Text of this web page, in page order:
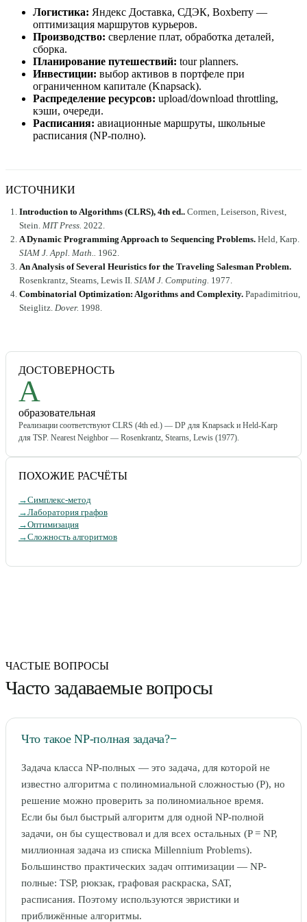
Логистика: Яндекс Доставка, СДЭК, Boxberry —
оптимизация маршрутов курьеров.
Производство: сверление плат, обработка деталей,
сборка.
Планирование путешествий: tour planners.
Инвестиции: выбор активов в портфеле при
ограниченном капитале (Knapsack).
Распределение ресурсов: upload/download throttling,
кэши, очереди.
Расписания: авиационные маршруты, школьные
расписания (NP-полно).
ИСТОЧНИКИ
Introduction to Algorithms (CLRS), 4th ed.. Cormen, Leiserson, Rivest,
Stein. MIT Press. 2022.
A Dynamic Programming Approach to Sequencing Problems. Held, Karp.
SIAM J. Appl. Math.. 1962.
An Analysis of Several Heuristics for the Traveling Salesman Problem.
Rosenkrantz, Stearns, Lewis II. SIAM J. Computing. 1977.
Combinatorial Optimization: Algorithms and Complexity. Papadimitriou,
Steiglitz. Dover. 1998.
ДОСТОВЕРНОСТЬ
A
образовательная
Реализации соответствуют CLRS (4th ed.) — DP для Knapsack и Held-Karp
для TSP. Nearest Neighbor — Rosenkrantz, Stearns, Lewis (1977).
ПОХОЖИЕ РАСЧЁТЫ
→Симплекс-метод
→Лаборатория графов
→Оптимизация
→Сложность алгоритмов
ЧАСТЫЕ ВОПРОСЫ
Часто задаваемые вопросы
Что такое NP-полная задача?−
Задача класса NP-полных — это задача, для которой не
известно алгоритма с полиномиальной сложностью (P), но
решение можно проверить за полиномиальное время.
Если бы был быстрый алгоритм для одной NP-полной
задачи, он бы существовал и для всех остальных (P = NP,
миллионная задача из списка Millennium Problems).
Большинство практических задач оптимизации — NP-
полные: TSP, рюкзак, графовая раскраска, SAT,
расписания. Поэтому используются эвристики и
приближённые алгоритмы.